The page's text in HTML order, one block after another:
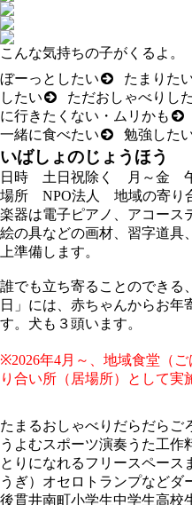
こんな気持ちの子がくるよ。
ぼーっとしたい たまりた
したい ただおしゃべりした
に行きたくない・ムリかも
一緒に食べたい 勉強 した
いばしょのじょうほう
日時 土日祝除く 月～金 午
場所 NPO法人 地域の寄り
楽器は電子ピアノ、アコース
絵の具などの画材、習字道具
上準備します。
誰でも立ち寄ることのでき
日」には、赤ちゃんからお年
す。犬も３頭います。
※2026年4月～、地域食堂（
り合い所（居場所）として実
たまるおしゃべり だらだら ご
う よむスポーツ演奏 うた工作
とりになれるフリースペース
うぎ） オセロ トランプなどダ
後貫井南町小学生中学生高校